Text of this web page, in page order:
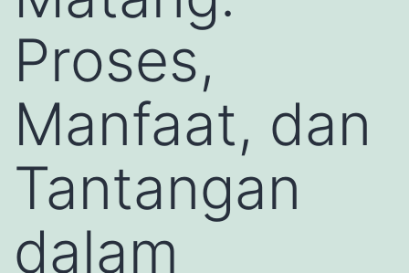
Proses,
Manfaat, dan
Tantangan
dalam